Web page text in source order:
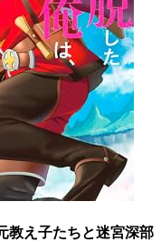
教え子たちと迷宮深部